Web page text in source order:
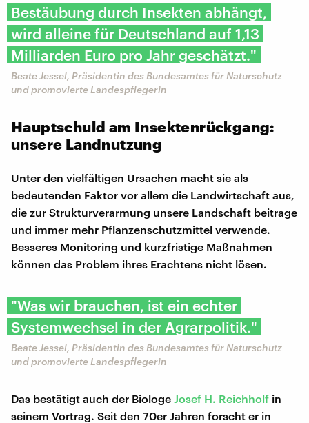
Bestäubung durch Insekten abhängt,
wird alleine für Deutschland auf 1,13
Milliarden Euro pro Jahr geschätzt."
Beate Jessel, Präsidentin des Bundesamtes für Naturschutz
und promovierte Landespflegerin
Hauptschuld am Insektenrückgang:
unsere Landnutzung
Unter den vielfältigen Ursachen macht sie als
bedeutenden Faktor vor allem die Landwirtschaft aus,
die zur Strukturverarmung unsere Landschaft beitrage
und immer mehr Pflanzenschutzmittel verwende.
Besseres Monitoring und kurzfristige Maßnahmen
können das Problem ihres Erachtens nicht lösen.
"Was wir brauchen, ist ein echter
Systemwechsel in der Agrarpolitik."
Beate Jessel, Präsidentin des Bundesamtes für Naturschutz
und promovierte Landespflegerin
Das bestätigt auch der Biologe Josef H. Reichholf in
seinem Vortrag. Seit den 70er Jahren forscht er in